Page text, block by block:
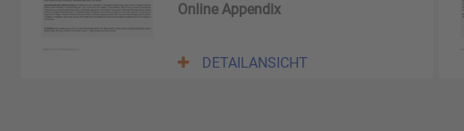
Online Appendix
DETAILANSICHT